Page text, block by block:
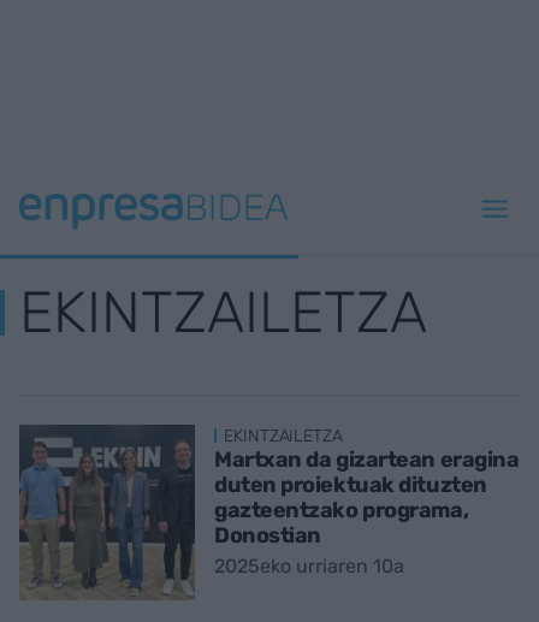
EKINTZAILETZA
EKINTZAILETZA
Martxan da gizartean eragina
duten proiektuak dituzten
gazteentzako programa,
Donostian
2025eko urriaren 10a